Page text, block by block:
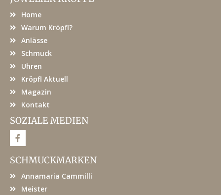
Home
Warum Kröpfl?
Anlässe
Schmuck
Uhren
Kröpfl Aktuell
Magazin
Kontakt
SOZIALE MEDIEN
F
a
e
b
o
SCHMUCKMARKEN
Annamaria Cammilli
Meister